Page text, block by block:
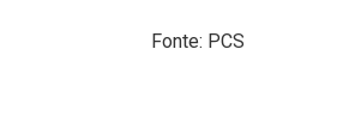
Fonte: PCS